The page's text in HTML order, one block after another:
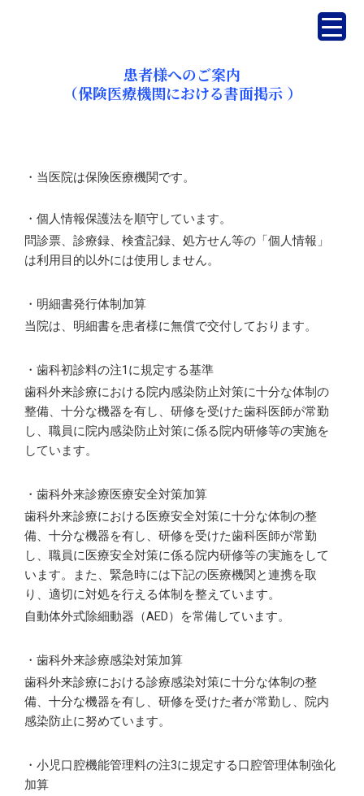
患者様へのご案内
（保険医療機関における書面掲示 ）
・当医院は保険医療機関です。
・個人情報保護法を順守しています。
問診票、診療録、検査記録、処方せん等の「個人情報」
は利用目的以外には使用しません。
・明細書発行体制加算
当院は、明細書を患者様に無償で交付しております。
・歯科初診料の注1に規定する基準
歯科外来診療における院内感染防止対策に十分な体制の
整備、十分な機器を有し、研修を受けた歯科医師が常勤
し、職員に院内感染防止対策に係る院内研修等の実施を
しています。
・歯科外来診療医療安全対策加算
歯科外来診療における医療安全対策に十分な体制の整
備、十分な機器を有し、研修を受けた歯科医師が常勤
し、職員に医療安全対策に係る院内研修等の実施をして
います。また、緊急時には下記の医療機関と連携を取
り、適切に対処を行える体制を整えています。
自動体外式除細動器（AED）を常備しています。
・歯科外来診療感染対策加算
歯科外来診療における診療感染対策に十分な体制の整
備、十分な機器を有し、研修を受けた者が常勤し、院内
感染防止に努めています。
・小児口腔機能管理料の注3に規定する口腔管理体制強化
加算